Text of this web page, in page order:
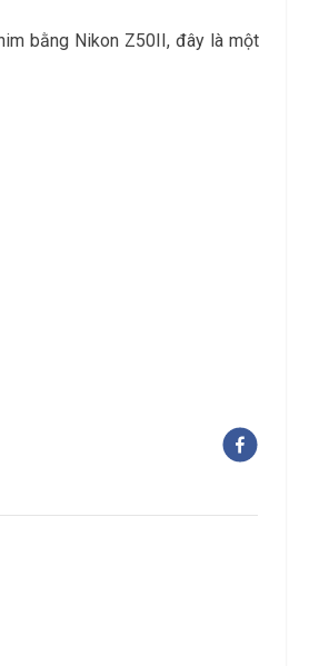
bằng Nikon Z50II, đây là một